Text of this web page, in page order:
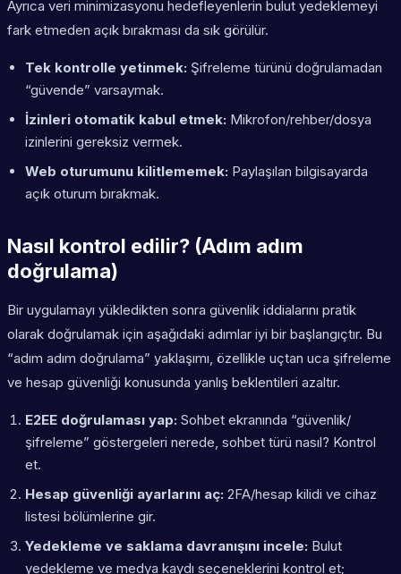
Ayrıca veri minimizasyonu hedefleyenlerin bulut yedeklemeyi
fark etmeden açık bırakması da sık görülür.
Tek kontrolle yetinmek: Şifreleme türünü doğrulamadan
“güvende” varsaymak.
İzinleri otomatik kabul etmek: Mikrofon/rehber/dosya
izinlerini gereksiz vermek.
Web oturumunu kilitlememek: Paylaşılan bilgisayarda
açık oturum bırakmak.
Nasıl kontrol edilir? (Adım adım
doğrulama)
Bir uygulamayı yükledikten sonra güvenlik iddialarını pratik
olarak doğrulamak için aşağıdaki adımlar iyi bir başlangıçtır. Bu
“adım adım doğrulama” yaklaşımı, özellikle uçtan uca şifreleme
ve hesap güvenliği konusunda yanlış beklentileri azaltır.
E2EE doğrulaması yap: Sohbet ekranında “güvenlik/
şifreleme” göstergeleri nerede, sohbet türü nasıl? Kontrol
et.
Hesap güvenliği ayarlarını aç: 2FA/hesap kilidi ve cihaz
listesi bölümlerine gir.
Yedekleme ve saklama davranışını incele: Bulut
yedekleme ve medya kaydı seçeneklerini kontrol et;